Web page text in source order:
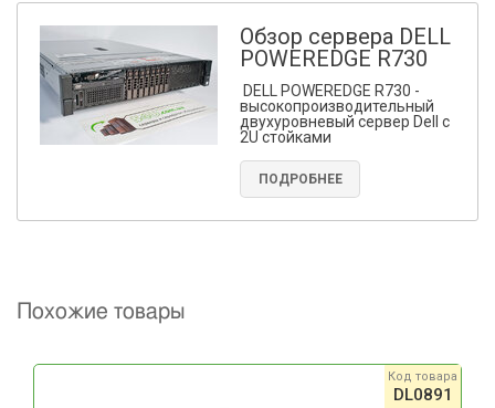
Обзор сервера DELL
POWEREDGE R730
DELL POWEREDGE R730 -
высокопроизводительный
двухуровневый сервер Dell с
2U стойками
ПОДРОБНЕЕ
Похожие товары
Код товара
DL0891